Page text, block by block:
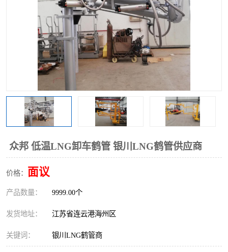
众邦 低温LNG卸车鹤管 银川LNG鹤管供应商
价格： 面议
产品数量： 9999.00个
发货地址： 江苏省连云港海州区
关键词： 银川LNG鹤管商